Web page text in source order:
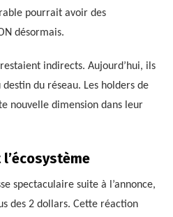
pourrait avoir des
désormais.
indirects. Aujourd’hui, ils
du réseau. Les holders de
nouvelle dimension dans leur
spectaculaire suite à l’annonce,
des 2 dollars. Cette réaction